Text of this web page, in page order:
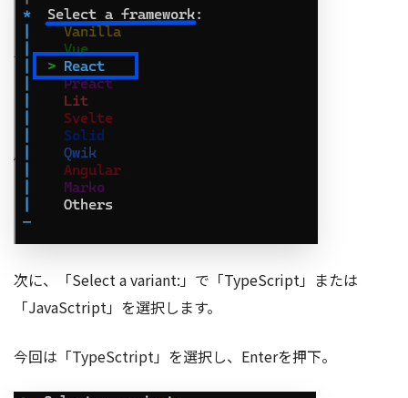
次に、「Select a variant:」で「TypeScript」または
「JavaSctript」を選択します。
今回は「TypeSctript」を選択し、Enterを押下。